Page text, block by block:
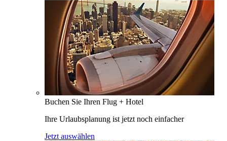
Buchen Sie Ihren Flug + Hotel
Ihre Urlaubsplanung ist jetzt noch einfacher
Jetzt auswählen